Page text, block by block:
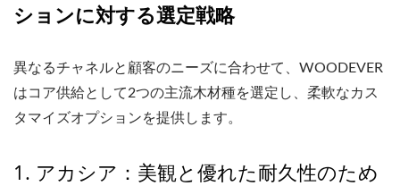
ションに対する選定戦略
異なるチャネルと顧客のニーズに合わせて、WOODEVER
はコア供給として2つの主流木材種を選定し、柔軟なカス
タマイズオプションを提供します。
1. アカシア：美観と優れた耐久性のため